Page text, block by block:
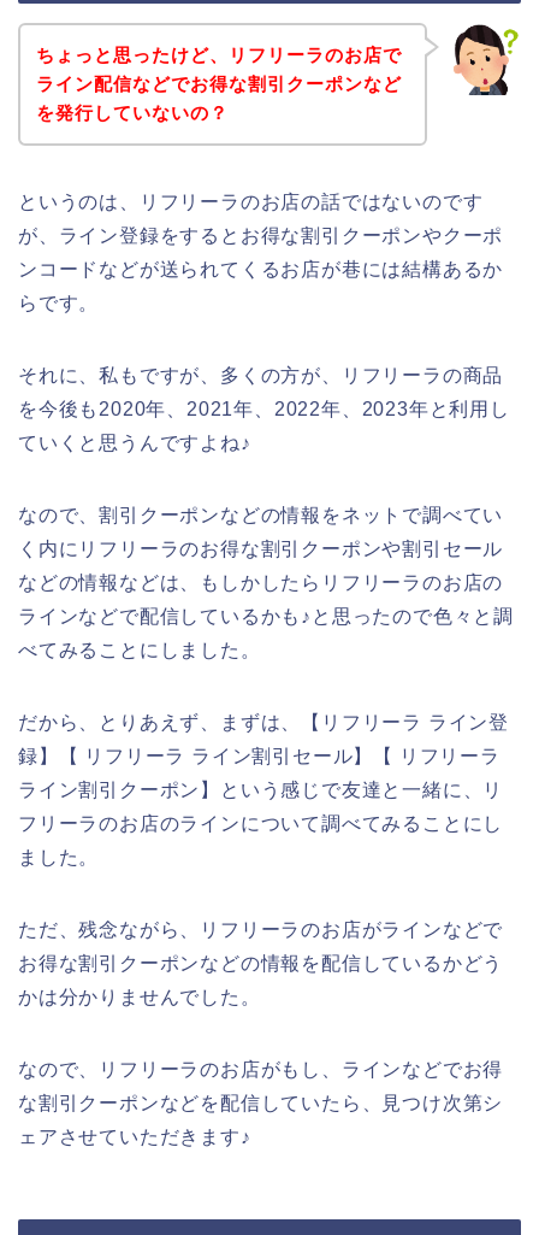
ちょっと思ったけど、リフリーラのお店で
ライン配信などでお得な割引クーポンなど
を発行していないの？
というのは、リフリーラのお店の話ではないのです
が、ライン登録をするとお得な割引クーポンやクーポ
ンコードなどが送られてくるお店が巷には結構あるか
らです。
それに、私もですが、多くの方が、リフリーラの商品
を今後も2020年、2021年、2022年、2023年と利用し
ていくと思うんですよね♪
なので、割引クーポンなどの情報をネットで調べてい
く内にリフリーラのお得な割引クーポンや割引セール
などの情報などは、もしかしたらリフリーラのお店の
ラインなどで配信しているかも♪と思ったので色々と調
べてみることにしました。
だから、とりあえず、まずは、【リフリーラ ライン登
録】【 リフリーラ ライン割引セール】【 リフリーラ
ライン割引クーポン】という感じで友達と一緒に、リ
フリーラのお店のラインについて調べてみることにし
ました。
ただ、残念ながら、リフリーラのお店がラインなどで
お得な割引クーポンなどの情報を配信しているかどう
かは分かりませんでした。
なので、リフリーラのお店がもし、ラインなどでお得
な割引クーポンなどを配信していたら、見つけ次第シ
ェアさせていただきます♪